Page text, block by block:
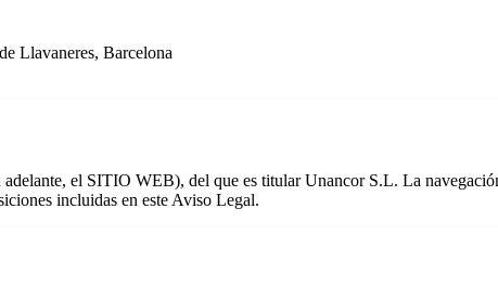
Llavaneres, Barcelona
el SITIO WEB), del que es titular Unancor S.L. La
incluidas en este Aviso Legal.